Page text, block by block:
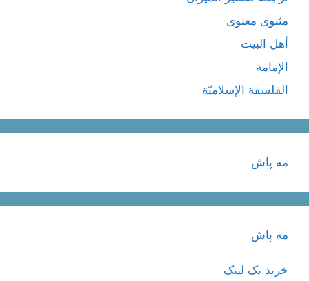
مثنوی معنوی
أهل البيت
الإمامة
الفلسفة الإسلاميّة
مه پاش
مه پاش
خرید بک لینک